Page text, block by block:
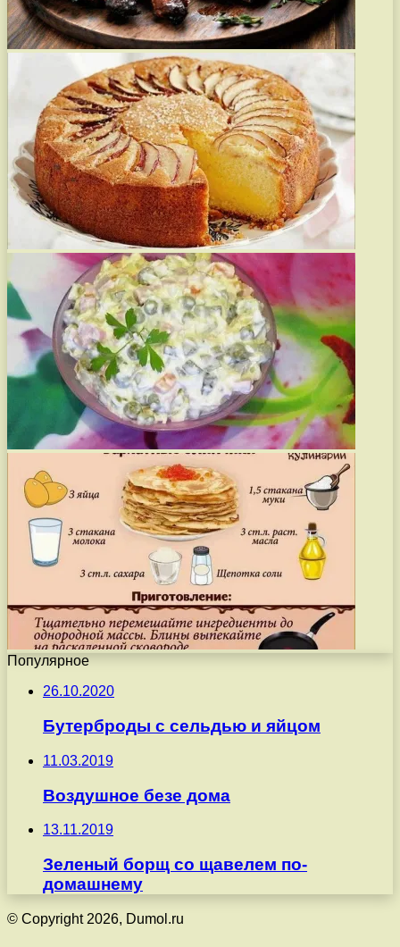
Популярное
26.10.2020
Бутерброды с сельдью и яйцом
11.03.2019
Воздушное безе дома
13.11.2019
Зеленый борщ со щавелем по-
домашнему
© Copyright 2026, Dumol.ru